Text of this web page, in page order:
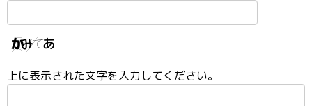
上に表示された文字を入力してください。